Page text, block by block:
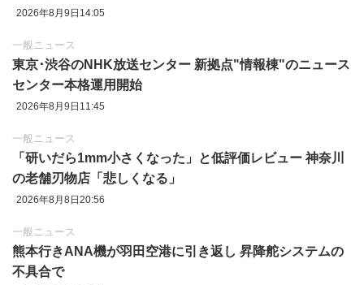
2026年8月9日14:05
一般ニュース
東京‪･‬渋谷のNHK放送センター 新拠点"情報棟"のニュース
センター本格運用開始
2026年8月9日11:45
一般ニュース
「研いだら1mm小さくなった」と低評価レビュー 神奈川
の老舗刃物店「悲しくなる」
2026年8月8日20:56
一般ニュース
熊本行きANA機が羽田空港に引き返し 昇降舵システムの
不具合で